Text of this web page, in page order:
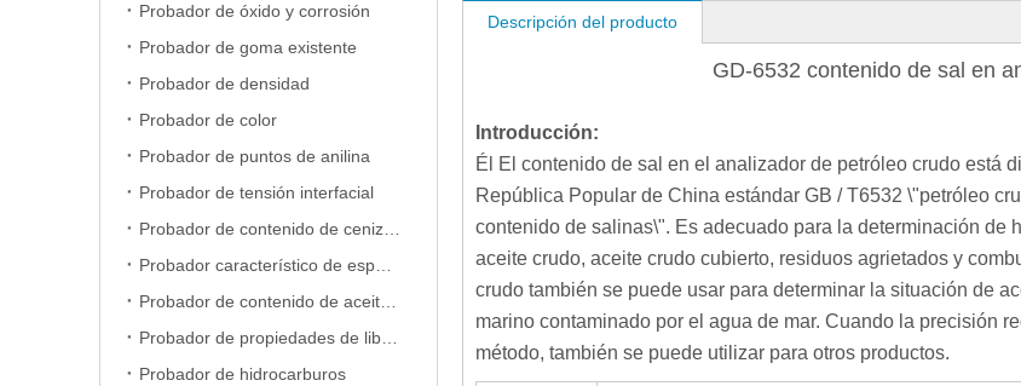
Probador de óxido y corrosión
Probador de goma existente
Probador de densidad
Probador de color
Probador de puntos de anilina
Probador de tensión interfacial
Probador de hidrocarburos
Descripción del producto
GD-6532 contenido de sal en
Introducción:
Él El contenido de sal en el analizador de petróleo crudo está
República Popular de China estándar GB / T6532 \"petróleo
contenido de salinas\". Es adecuado para la determinación de
aceite crudo, aceite crudo cubierto, residuos agrietados y
crudo también se puede usar para determinar la situación de
marino contaminado por el agua de mar. Cuando la precisión
método, también se puede utilizar para otros productos.